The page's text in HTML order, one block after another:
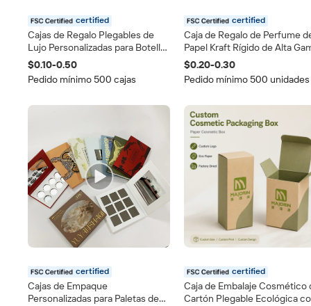
certified
Cajas de Regalo Plegables de
Lujo Personalizadas para Botellas
de Vino, Whisky, Cerveza, Vodka
y Refrescos, con Asa, Logotipo
Personalizado, Laminación Mate,
$0.10-0.50
Pedido mínimo 500 cajas
certified
Caja de Regalo de Perfume
Papel Kraft Rígido de Alta
Personalizada con Inserto y
Logotipo en Lámina Dorada
$0.20-0.30
Pedido mínimo 500 unidades
certified
Cajas de Empaque
Personalizadas para Paletas de
certified
Caja de Embalaje Cosmético
Cartón Plegable Ecológica